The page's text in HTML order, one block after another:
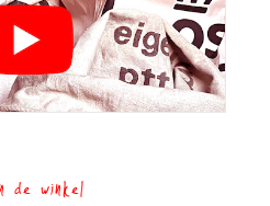
de winkel